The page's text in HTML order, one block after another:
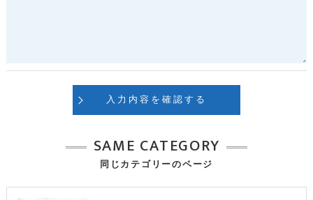
同じカテゴリーのページ
SAME CATEGORY